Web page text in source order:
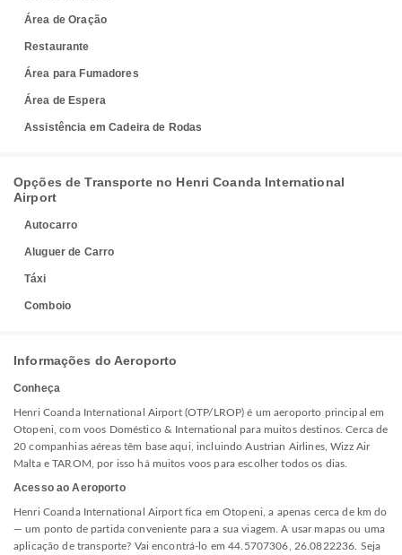
Área de Oração
Restaurante
Área para Fumadores
Área de Espera
Assistência em Cadeira de Rodas
Opções de Transporte no Henri Coanda International
Airport
Autocarro
Aluguer de Carro
Táxi
Comboio
Informações do Aeroporto
Conheça
Henri Coanda International Airport (OTP/LROP) é um aeroporto principal em
Otopeni, com voos Doméstico & International para muitos destinos. Cerca de
20 companhias aéreas têm base aqui, incluindo Austrian Airlines, Wizz Air
Malta e TAROM, por isso há muitos voos para escolher todos os dias.
Acesso ao Aeroporto
Henri Coanda International Airport fica em Otopeni, a apenas cerca de km do
— um ponto de partida conveniente para a sua viagem. A usar mapas ou uma
aplicação de transporte? Vai encontrá-lo em 44.5707306, 26.0822236. Seja